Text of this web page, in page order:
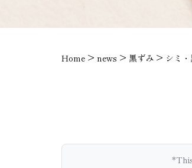
Home > news > 黒ずみ > シミ